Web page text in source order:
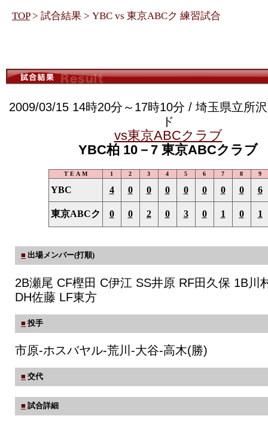
TOP> 試合結果 > YBC vs 東京ABCク 練習試合
2009/03/15 14時20分～17時10分 / 埼玉県立所
ド
vs東京ABCクラブ
YBC柏 10－7 東京ABCクラブ
T E A M 1 2 3 4 5 6 7 8 9
YBC 4 0 0 0 0 0 0 0 6
東京ABCク 0 0 2 0 3 0 1 0 1
■ 出場メンバー(打順)
2B瀬尾 CF樫田 C伊江 SS井原 RF田久保 1B川
DH佐藤 LF東方
■ 投手
市原-ホスバヤル-荒川-大谷-高木(勝)
■ 交代
■ 試合詳細